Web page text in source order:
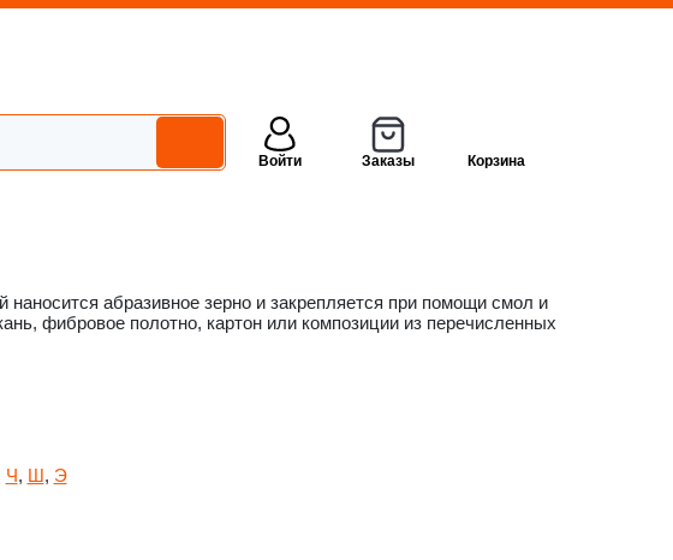
Войти Заказы Корзина
абразивное зерно и закрепляется при помощи смол и
фибровое полотно, картон или композиции из перечисленных
Ч, Ш, Э